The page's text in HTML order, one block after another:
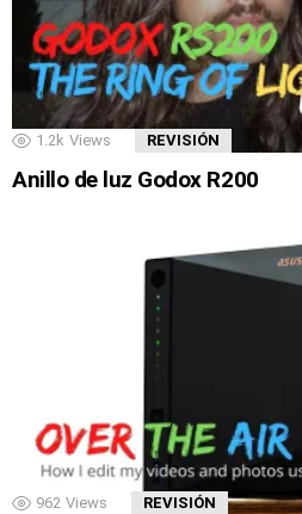
1.2k Views REVISIÓN
Anillo de luz Godox R200
962 Views REVISIÓN